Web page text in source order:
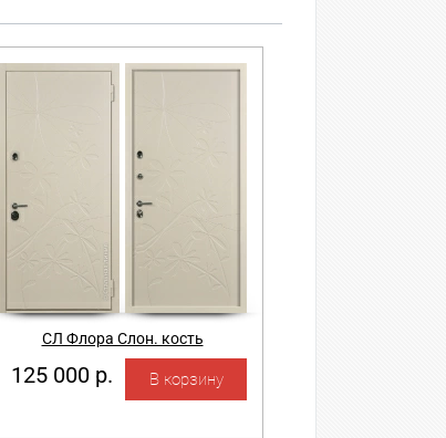
СЛ Флора Слон. кость
125 000 р.